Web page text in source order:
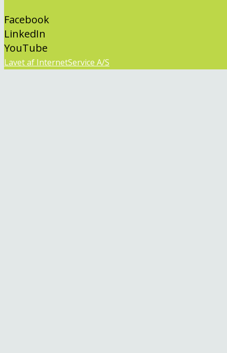
Facebook
LinkedIn
YouTube
Lavet af InternetService A/S